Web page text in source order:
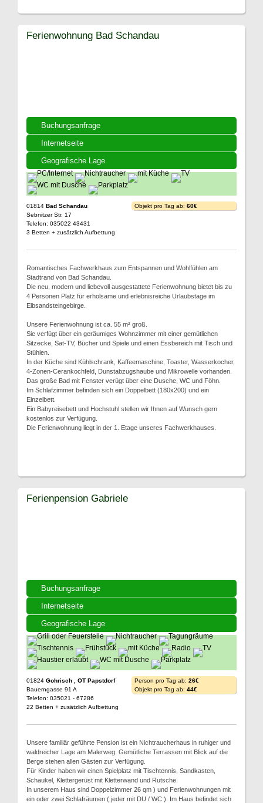
Buchungsanfrage
Internetseite
Geografische Lage
Ferienwohnung Bad Schandau
01814 Bad Schandau
Sebnitzer Str. 17
Telefon: 035022 43431
3 Betten + zusätzlich Aufbettung
Objekt pro Tag ab: 60€
Romantisches Fachwerkhaus zum Entspannen und Wohlfühlen am
Stadtrand von Bad Schandau.
Die neu, modern und liebevoll ausgestattete Ferienwohnung bietet bis zu
4 Personen Platz für erholsame und erlebnisreiche Urlaubstage im
Elbsandsteingebirge.
Unsere Ferienwohnung ist ca. 55 m² groß.
Sie verfügt über ein geräumiges Wohnzimmer mit einer gemütlichen
Sitzecke, Sat-TV, Bücher und Spiele und einen Essbereich mit Tisch und
Stühlen.
In der Küche sind Kühlschrank, Kaffeemaschine, Toaster, Wasserkocher,
4-Zonen-Cerankochfeld, Dunstabzugshaube und Mikrowelle vorhanden.
Das große Bad mit Fenster verügt über eine Dusche, WC und Föhn.
Im Schlafzimmer befinden sich ein Doppelbett (180x200) und ein
Einzelbett.
Ein Babyreisebett und Hochstuhl stellen wir Ihnen auf Wunsch gern
kostenlos zur Verfügung.
Die Ferienwohnung liegt in der 1. Etage unseres Fachwerkhauses.
Buchungsanfrage
Internetseite
Geografische Lage
Ferienpension Gabriele
01824 Gohrisch , OT Papstdorf
Bauerngasse 91 A
Telefon: 035021 - 67286
22 Betten + zusätzlich Aufbettung
Person pro Tag ab: 26€
Objekt pro Tag ab: 44€
Unsere familiär geführte Pension ist ein Nichtraucherhaus in ruhiger und
waldreicher Lage am Malerweg. Gemütliche Terrassen mit Blick auf die
Berge stehen allen Gästen zur Verfügung.
Für Kinder haben wir einen Spielplatz mit Tischtennis, Sandkasten,
Schaukel, Klettergerüst mit Kletterwand und Rutsche.
In unserem Haus sind Doppelzimmer 26 qm ) und Ferienwohnungen mit
ein oder zwei Schlafräumen ( jeder mit DU / WC ). Im Haus befindet sich